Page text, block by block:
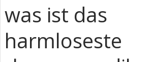
was ist das
harmloseste